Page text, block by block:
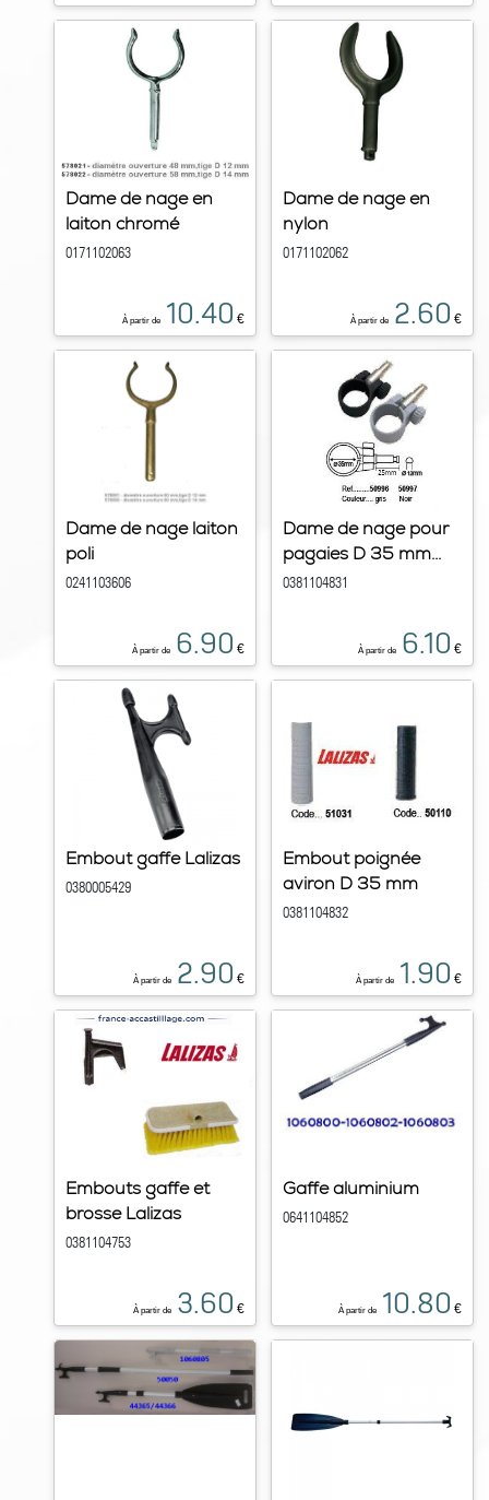
Dame de nage en
laiton chromé
0171102063
À partir de 10.40 €
Dame de nage en
nylon
0171102062
À partir de 2.60 €
Dame de nage laiton
poli
0241103606
À partir de 6.90 €
Dame de nage pour
pagaies D 35 mm...
0381104831
À partir de 6.10 €
Embout gaffe Lalizas
0380005429
À partir de 2.90 €
Embout poignée
aviron D 35 mm
0381104832
À partir de 1.90 €
Embouts gaffe et
brosse Lalizas
0381104753
À partir de 3.60 €
Gaffe aluminium
0641104852
À partir de 10.80 €